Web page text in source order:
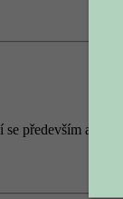
především